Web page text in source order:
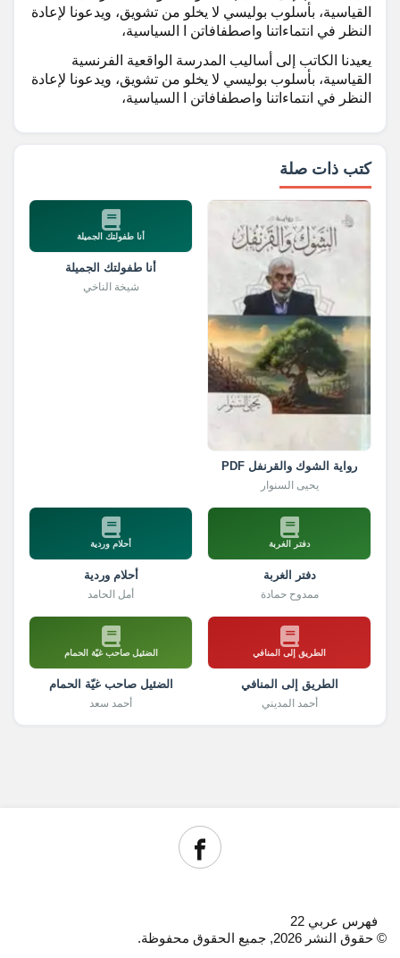
القیاسیة، بأسلوب بولیسي لا یخلو من تشویق، ویدعونا لإعادة
النظر في انتماءاتنا واصطفافاتن ا السیاسیة،
یعیدنا الكاتب إلى أسالیب المدرسة الواقعیة الفرنسیة
القیاسیة، بأسلوب بولیسي لا یخلو من تشویق، ویدعونا لإعادة
النظر في انتماءاتنا واصطفافاتن ا السیاسیة،
كتب ذات صلة
رواية الشوك والقرنفل PDF
يحيى السنوار
أنا طفولتك الجميلة
أنا طفولتك الجميلة
شيخة الناخي
دفتر الغربة
دفتر الغربة
ممدوح حمادة
أحلام وردية
أحلام وردية
أمل الحامد
الطريق إلى المنافي
الطريق إلى المنافي
أحمد المديني
الضئيل صاحب غيّة الحمام
الضئيل صاحب غيّة الحمام
أحمد سعد
فهرس عربي 22
© حقوق النشر 2026, جميع الحقوق محفوظة.